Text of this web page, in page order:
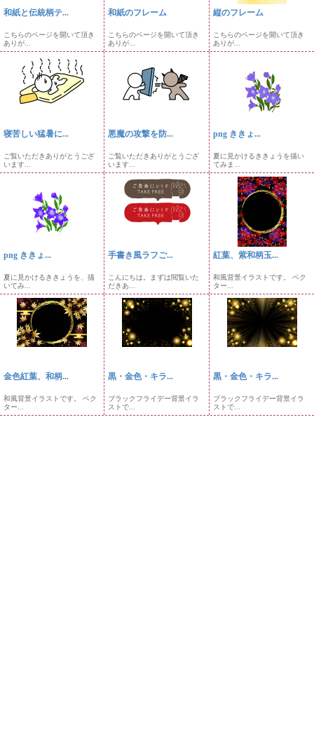
和紙と伝統柄テ...
こちらのページを開いて頂き
ありが...
和紙のフレーム
こちらのページを開いて頂き
ありが...
縦のフレーム
こちらのページを開いて頂き
ありが...
寝苦しい猛暑に...
ご覧いただきありがとうござ
います...
悪魔の攻撃を防...
ご覧いただきありがとうござ
います...
png ききょ...
夏に見かけるききょうを描い
てみま...
png ききょ...
夏に見かけるききょうを、描
いてみ...
手書き風ラフご...
こんにちは。まずは閲覧いた
だきあ...
紅葉、紫和柄玉...
和風背景イラストです。 ベク
ター...
金色紅葉、和柄...
和風背景イラストです。 ベク
ター...
黒・金色・キラ...
ブラックフライデー背景イラ
ストで...
黒・金色・キラ...
ブラックフライデー背景イラ
ストで...